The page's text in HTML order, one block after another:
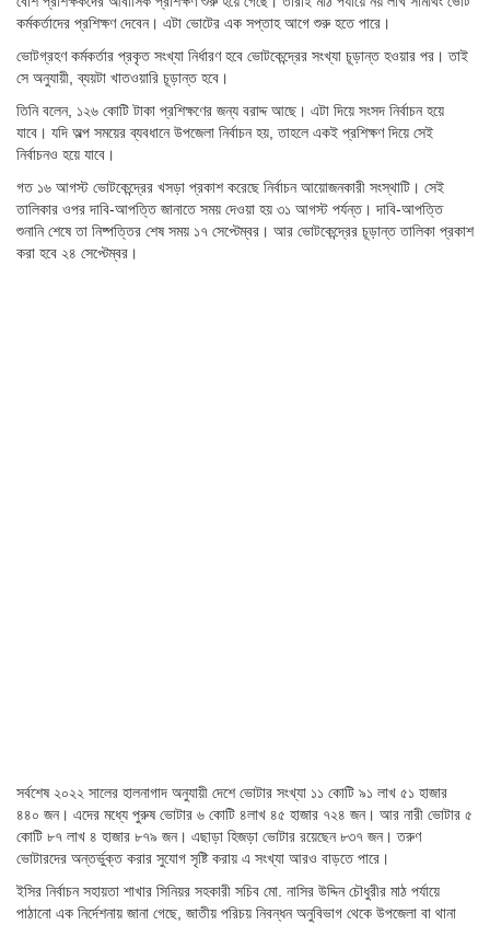
কর্মকর্তাদের প্রশিক্ষণ দেবেন। এটা ভোটের এক সপ্তাহ আগে শুরু হতে পারে।
ভোটগ্রহণ কর্মকর্তার প্রকৃত সংখ্যা নির্ধারণ হবে ভোটকেন্দ্রের সংখ্যা চূড়ান্ত হওয়ার পর। তাই
সে অনুযায়ী, ব্যয়টা খাতওয়ারি চূড়ান্ত হবে।
তিনি বলেন, ১২৬ কোটি টাকা প্রশিক্ষণের জন্য বরাদ্দ আছে। এটা দিয়ে সংসদ নির্বাচন হয়ে
যাবে। যদি অল্প সময়ের ব্যবধানে উপজেলা নির্বাচন হয়, তাহলে একই প্রশিক্ষণ দিয়ে সেই
নির্বাচনও হয়ে যাবে।
গত ১৬ আগস্ট ভোটকেন্দ্রের খসড়া প্রকাশ করেছে নির্বাচন আয়োজনকারী সংস্থাটি। সেই
তালিকার ওপর দাবি-আপত্তি জানাতে সময় দেওয়া হয় ৩১ আগস্ট পর্যন্ত। দাবি-আপত্তি
শুনানি শেষে তা নিষ্পত্তির শেষ সময় ১৭ সেপ্টেম্বর। আর ভোটকেন্দ্রের চূড়ান্ত তালিকা প্রকাশ
করা হবে ২৪ সেপ্টেম্বর।
সর্বশেষ ২০২২ সালের হালনাগাদ অনুযায়ী দেশে ভোটার সংখ্যা ১১ কোটি ৯১ লাখ ৫১ হাজার
৪৪০ জন। এদের মধ্যে পুরুষ ভোটার ৬ কোটি ৪লাখ ৪৫ হাজার ৭২৪ জন। আর নারী ভোটার ৫
কোটি ৮৭ লাখ ৪ হাজার ৮৭৯ জন। এছাড়া হিজড়া ভোটার রয়েছেন ৮৩৭ জন। তরুণ
ভোটারদের অন্তর্ভুক্ত করার সুযোগ সৃষ্টি করায় এ সংখ্যা আরও বাড়তে পারে।
ইসির নির্বাচন সহায়তা শাখার সিনিয়র সহকারী সচিব মো. নাসির উদ্দিন চৌধুরীর মাঠ পর্যায়ে
পাঠানো এক নির্দেশনায় জানা গেছে, জাতীয় পরিচয় নিবন্ধন অনুবিভাগ থেকে উপজেলা বা থানা